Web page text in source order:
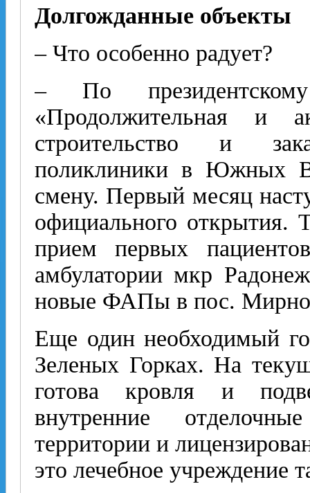
Долгожданные объекты
– Что особенно радует?
– По
«Продолжительная и
строительство и
поликлиники в Южных
смену. Первый месяц
официального открытия.
прием первых
амбулатории мкр
новые ФАПы в пос.
Еще один необходимый
Зеленых Горках. На
готова кровля и
внутренние
территории и
это лечебное учреждение